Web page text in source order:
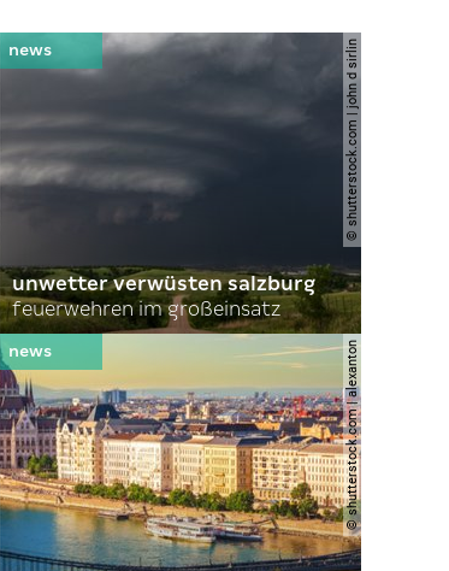
© shutterstock.com | john d sirlin
unwetter verwüsten salzburg
feuerwehren im großeinsatz
© shutterstock.com | alexanton